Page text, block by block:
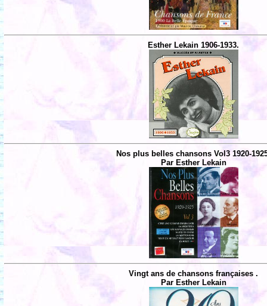
Esther Lekain 1906-1933.
Nos plus belles chansons Vol3 1920-
Par Esther Lekain
Vingt ans de chansons françaises .
Par Esther Lekain